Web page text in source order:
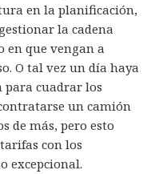
en la planificación,
la cadena
en que vengan a
O tal vez un día haya
cuadrar los
un camión
de más, pero esto
con los
excepcional.